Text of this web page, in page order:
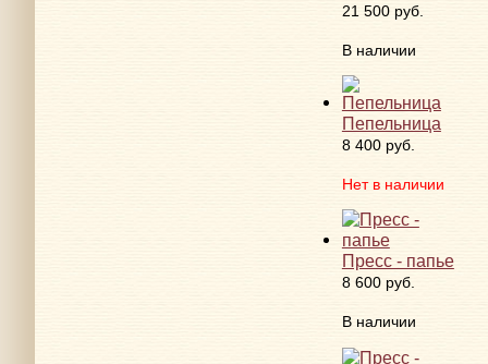
21 500 руб.
В наличии
Пепельница
8 400 руб.
Нет в наличии
Пресс - папье
8 600 руб.
В наличии